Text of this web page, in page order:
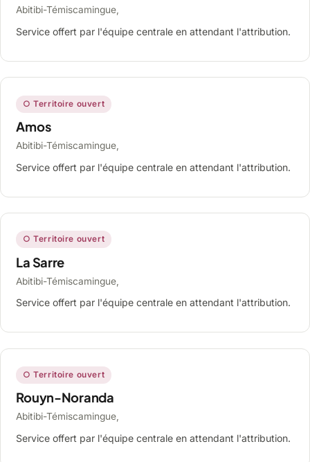
Abitibi-Témiscamingue,
Service offert par l'équipe centrale en attendant l'attribution.
○ Territoire ouvert
Amos
Abitibi-Témiscamingue,
Service offert par l'équipe centrale en attendant l'attribution.
○ Territoire ouvert
La Sarre
Abitibi-Témiscamingue,
Service offert par l'équipe centrale en attendant l'attribution.
○ Territoire ouvert
Rouyn-Noranda
Abitibi-Témiscamingue,
Service offert par l'équipe centrale en attendant l'attribution.